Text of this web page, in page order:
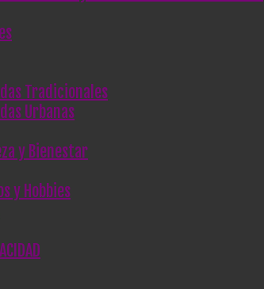
Tradicionales
Urbanas
y Bienestar
y Hobbies